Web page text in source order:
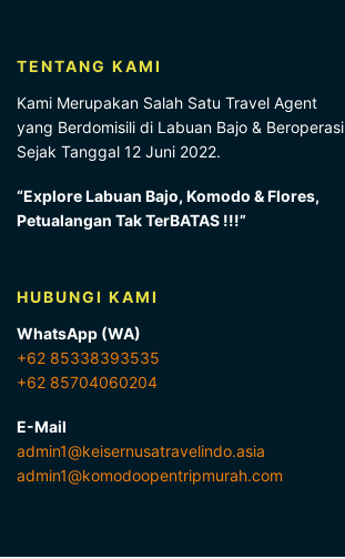
TENTANG KAMI
Kami Merupakan Salah Satu Travel Agent
yang Berdomisili di Labuan Bajo & Beroperasi
Sejak Tanggal 12 Juni 2022.
“Explore Labuan Bajo, Komodo & Flores,
Petualangan Tak TerBATAS !!!”
HUBUNGI KAMI
WhatsApp (WA)
+62 85338393535
+62 85704060204
E-Mail
admin1@keisernusatravelindo.asia
admin1@komodoopentripmurah.com